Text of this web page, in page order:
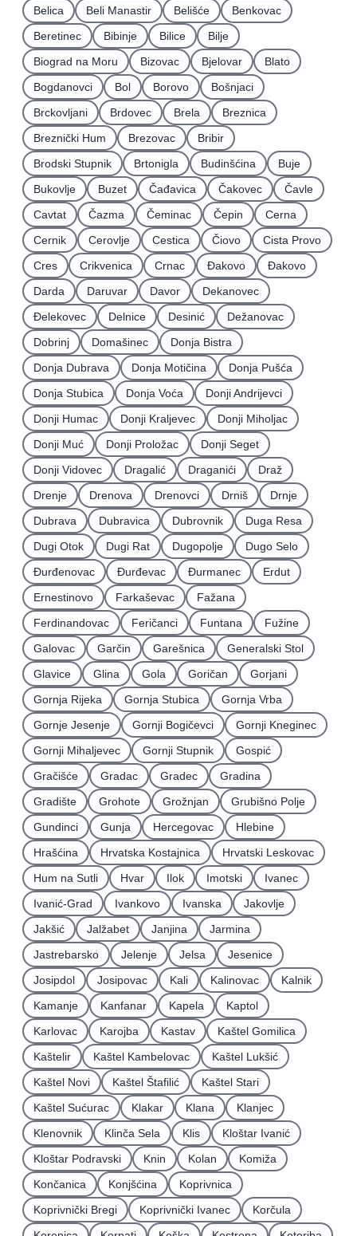
Belica
Beli Manastir Belišće
Benkovac
Beretinec
Bibinje Bilice
Bilje
Biograd na Moru
Bizovac Bjelovar
Blato
Bogdanovci
Bol Borovo
Bošnjaci
Brckovljani
Brdovec Brela
Breznica
Breznički Hum
Brezovac
Bribir
Brodski Stupnik
Brtonigla Budinšćina
Buje
Bukovlje
Buzet Čađavica Čakovec
Čavle
Cavtat
Čazma Čeminac Čepin
Cerna
Cernik
Cerovlje Cestica Čiovo
Cista Provo
Cres
Crikvenica Crnac Đakovo
Ðakovo
Darda
Daruvar Davor
Dekanovec
Ðelekovec
Delnice Desinić
Dežanovac
Dobrinj
Domašinec
Donja Bistra
Donja Dubrava
Donja Motičina
Donja Pušća
Donja Stubica
Donja Voća
Donji Andrijevci
Donji Humac
Donji Kraljevec
Donji Miholjac
Donji Muć
Donji Proložac
Donji Seget
Donji Vidovec
Dragalić Draganići
Draž
Drenje
Drenova Drenovci Drniš
Drnje
Dubrava
Dubravica Dubrovnik
Duga Resa
Dugi Otok
Dugi Rat Dugopolje
Dugo Selo
Ðurđenovac
Ðurđevac Ðurmanec
Erdut
Ernestinovo
Farkaševac
Fažana
Ferdinandovac
Feričanci Funtana
Fužine
Galovac
Garčin Garešnica
Generalski Stol
Glavice
Glina Gola Goričan
Gorjani
Gornja Rijeka
Gornja Stubica
Gornja Vrba
Gornje Jesenje
Gornji Bogičevci
Gornji Kneginec
Gornji Mihaljevec
Gornji Stupnik
Gospić
Gračišće
Gradac Gradec
Gradina
Gradište
Grohote Grožnjan
Grubišno Polje
Gundinci
Gunja Hercegovac
Hlebine
Hrašćina
Hrvatska Kostajnica
Hrvatski Leskovac
Hum na Sutli
Hvar Ilok Imotski
Ivanec
Ivanić-Grad
Ivankovo Ivanska
Jakovlje
Jakšić
Jalžabet Janjina
Jarmina
Jastrebarsko
Jelenje Jelsa
Jesenice
Josipdol
Josipovac Kali Kalinovac
Kalnik
Kamanje
Kanfanar Kapela
Kaptol
Karlovac
Karojba Kastav
Kaštel Gomilica
Kaštelir
Kaštel Kambelovac
Kaštel Lukšić
Kaštel Novi
Kaštel Štafilić
Kaštel Stari
Kaštel Sućurac
Klakar Klana
Klanjec
Klenovnik
Klinča Sela Klis
Kloštar Ivanić
Kloštar Podravski
Knin Kolan
Komiža
Končanica
Konjšćina
Koprivnica
Koprivnički Bregi
Koprivnički Ivanec
Korčula